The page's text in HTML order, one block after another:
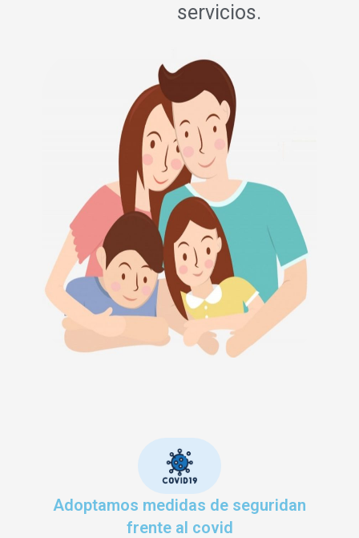
servicios.
Adoptamos medidas de seguridan
frente al covid